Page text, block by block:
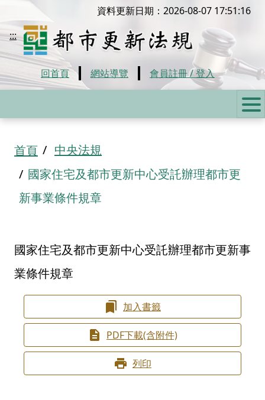
移到主要內容
:::
都市更新法規
資料更新日期：2026-08-07 17:51:16
回首頁 網站導覽 會員註冊 / 登入
首頁
中央法規
國家住宅及都市更新中心受託辦理都市更
新事業條件規章
國家住宅及都市更新中心受託辦理都市更新事
業條件規章
加入書籤
PDF下載(含附件)
列印